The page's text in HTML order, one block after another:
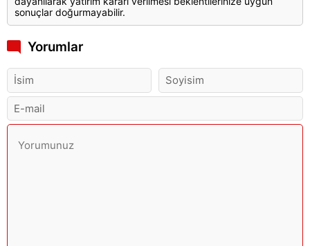
sonuçlar doğurmayabilir.
Yorumlar